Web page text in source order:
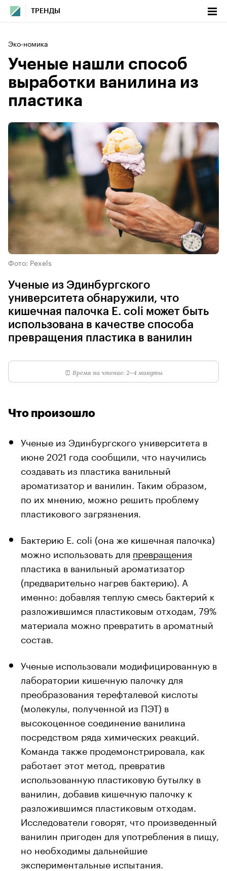
ТРЕНДЫ
Эко-номика
Ученые нашли способ
выработки ванилина из
пластика
Фото: Pexels
Ученые из Эдинбургского
университета обнаружили, что
кишечная палочка E. coli может быть
использована в качестве способа
превращения пластика в ванилин
⏰ Время на чтение: 2–4 минуты
Что произошло
Ученые из Эдинбургского университета в
июне 2021 года сообщили, что научились
создавать из пластика ванильный
ароматизатор и ванилин. Таким образом,
по их мнению, можно решить проблему
пластикового загрязнения.
Бактерию E. coli (она же кишечная палочка)
можно использовать для превращения
пластика в ванильный ароматизатор
(предварительно нагрев бактерию). А
именно: добавляя теплую смесь бактерий к
разложившимся пластиковым отходам, 79%
материала можно превратить в ароматный
состав.
Ученые использовали модифицированную в
лаборатории кишечную палочку для
преобразования терефталевой кислоты
(молекулы, полученной из ПЭТ) в
высокоценное соединение ванилина
посредством ряда химических реакций.
Команда также продемонстрировала, как
работает этот метод, превратив
использованную пластиковую бутылку в
ванилин, добавив кишечную палочку к
разложившимся пластиковым отходам.
Исследователи говорят, что произведенный
ванилин пригоден для употребления в пищу,
но необходимы дальнейшие
экспериментальные испытания.